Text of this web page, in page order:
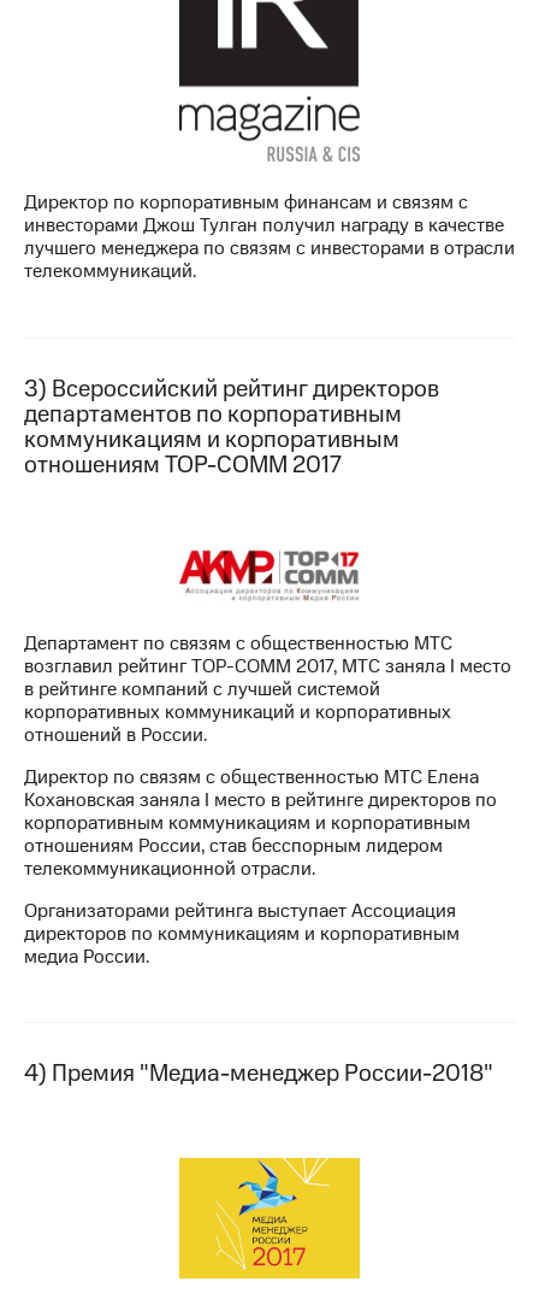
Директор по корпоративным финансам и связям с
инвесторами Джош Тулган получил награду в качестве
лучшего менеджера по связям с инвесторами в отрасли
телекоммуникаций.
3) Всероссийский рейтинг директоров
департаментов по корпоративным
коммуникациям и корпоративным
отношениям TOP-COMM 2017
Департамент по связям с общественностью МТС
возглавил рейтинг TOP-COMM 2017, МТС заняла I место
в рейтинге компаний с лучшей системой
корпоративных коммуникаций и корпоративных
отношений в России.
Директор по связям с общественностью МТС Елена
Кохановская заняла I место в рейтинге директоров по
корпоративным коммуникациям и корпоративным
отношениям России, став бесспорным лидером
телекоммуникационной отрасли.
Организаторами рейтинга выступает Ассоциация
директоров по коммуникациям и корпоративным
медиа России.
4) Премия "Медиа-менеджер России-2018"